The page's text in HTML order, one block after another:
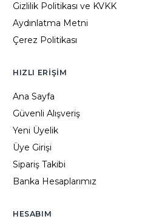
Gizlilik Politikası ve KVKK
Aydınlatma Metni
Çerez Politikası
HIZLI ERIŞIM
Ana Sayfa
Güvenli Alışveriş
Yeni Üyelik
Üye Girişi
Sipariş Takibi
Banka Hesaplarımız
HESABIM